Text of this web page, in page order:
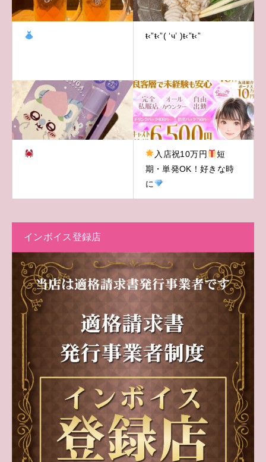
ŧ‹”ŧ‹”( ‘ч’ )ŧ‹”ŧ‹”
入店祝10万円
短
期・単発OK！好きな時
に
インボイス登録店